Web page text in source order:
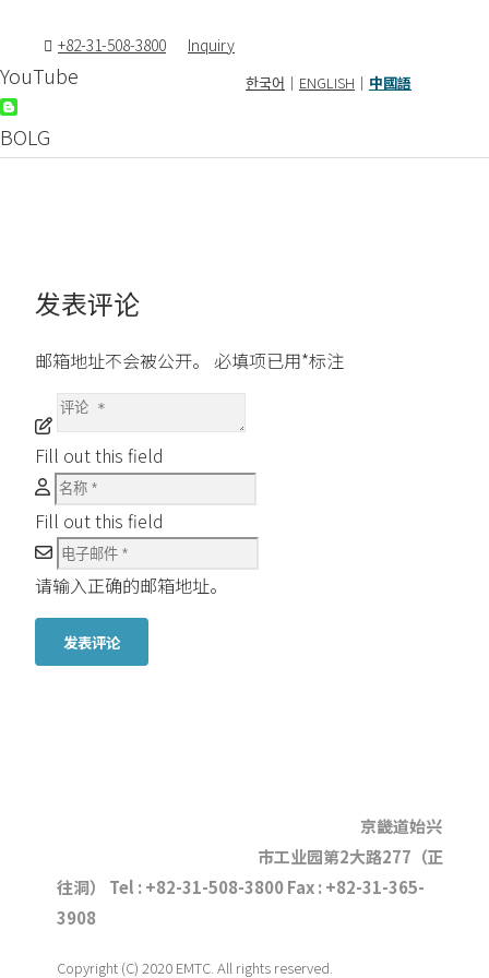
+82-31-508-3800 Inquiry
YouTube
BOLG
한국어 ｜ ENGLISH ｜ 中國語
发表评论
邮箱地址不会被公开。 必填项已用*标注
Fill out this field
Fill out this field
请输入正确的邮箱地址。
发表评论
京畿道始兴
市工业园第2大路277（正
往洞） Tel : +82-31-508-3800 Fax : +82-31-365-
3908
Copyright (C) 2020 EMTC. All rights reserved.